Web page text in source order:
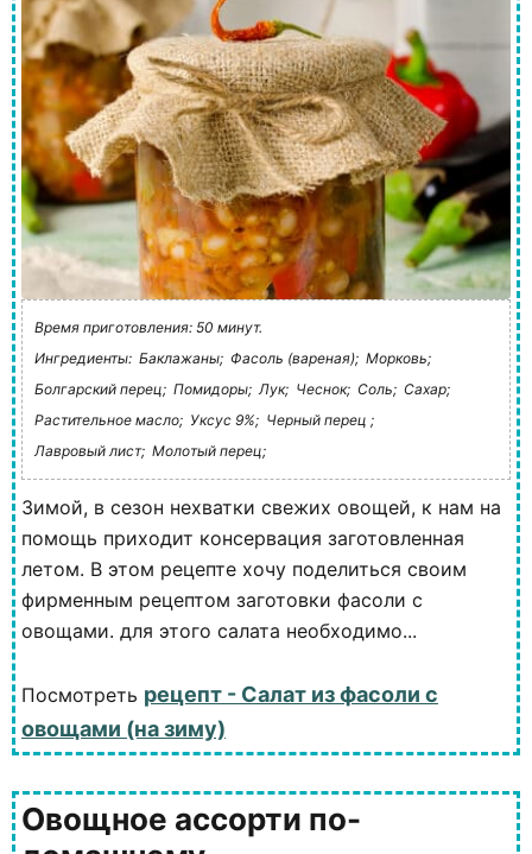
Время приготовления: 50 минут.
Ингредиенты: Баклажаны; Фасоль (вареная); Морковь;
Болгарский перец; Помидоры; Лук; Чеснок; Соль; Сахар;
Растительное масло; Уксус 9%; Черный перец ;
Лавровый лист; Молотый перец;
Зимой, в сезон нехватки свежих овощей, к нам на
помощь приходит консервация заготовленная
летом. В этом рецепте хочу поделиться своим
фирменным рецептом заготовки фасоли с
овощами. для этого салата необходимо...
Посмотреть рецепт - Салат из фасоли с
овощами (на зиму)
Овощное ассорти по-